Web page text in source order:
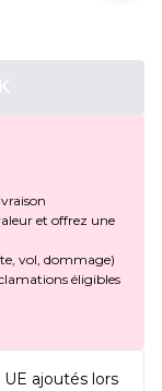
et offrez une
vol, dommage)
éligibles
ajoutés lors